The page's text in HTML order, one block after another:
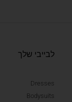
לבייבי שלך
Dresses
Bodysuits